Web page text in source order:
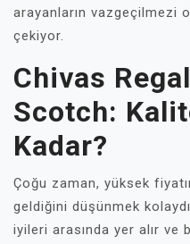
arayanların vazgeçilmezi
çekiyor.
Chivas
Scotch:
Kadar?
Çoğu zaman, yüksek
geldiğini düşünmek
iyileri arasında yer alır ve